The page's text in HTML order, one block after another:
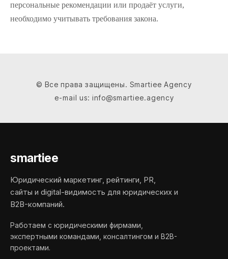
персональные рекомендации или продаёт услуги,
необходимо учитывать требования закона.
© Все права защищены. Smartiee Agency
e-mail us: info@smartiee.agency
smartiee
Юридический маркетинг, рейтинги, PR,
сайты и digital-видимость для юридических и
B2B-компаний.
Работаем с юридическими фирмами,
экспертными командами, консалтингом и B2B-
проектами.